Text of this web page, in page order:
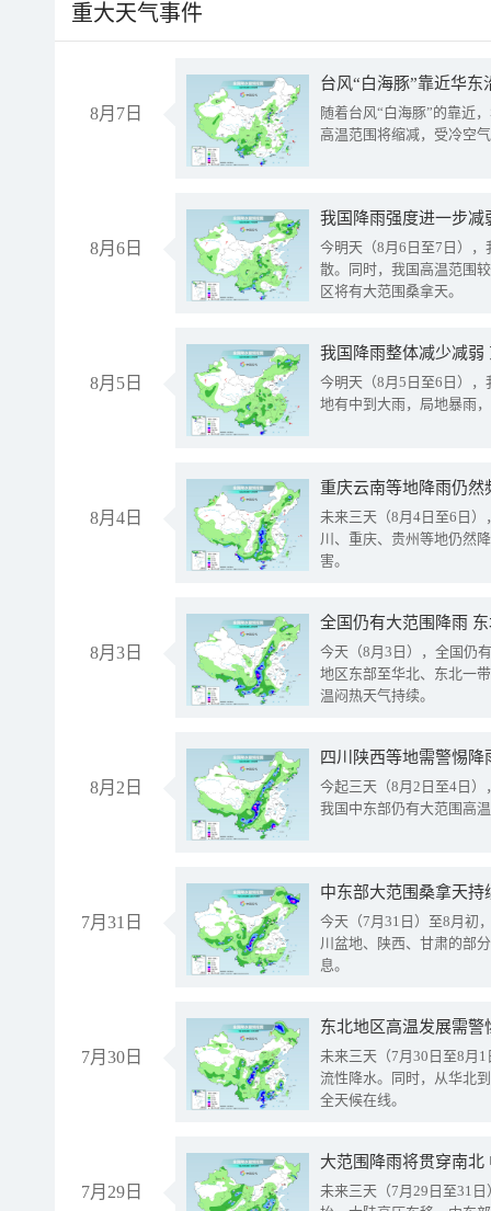
重大天气事件
8月7日
台风“白海豚”靠近华
随着台风“白海豚”的靠近
高温范围将缩减，受冷空
8月6日
今明天（8月6日至7日）
散。同时，我国高温范围
区将有大范围桑拿天。
8月5日
我国降雨整体减少减弱
今明天（8月5日至6日）
地有中到大雨，局地暴雨
8月4日
重庆云南等地降雨仍然
未来三天（8月4日至6日
川、重庆、贵州等地仍然
害。
8月3日
全国仍有大范围降雨
今天（8月3日），全国仍
地区东部至华北、东北一
温闷热天气持续。
8月2日
今起三天（8月2日至4日
我国中东部仍有大范围高
7月31日
中东部大范围桑拿天
今天（7月31日）至8月初
川盆地、陕西、甘肃的部
息。
7月30日
东北地区高温发展需
未来三天（7月30日至8月
流性降水。同时，从华北
全天候在线。
7月29日
大范围降雨将贯穿南
未来三天（7月29日至31